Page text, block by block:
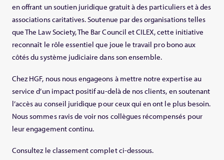
en offrant un soutien juridique gratuit à des particuliers et à des
associations caritatives. Soutenue par des organisations telles
que The Law Society, The Bar Council et CILEX, cette initiative
reconnaît le rôle essentiel que joue le travail pro bono aux
côtés du système judiciaire dans son ensemble.
Chez HGF, nous nous engageons à mettre notre expertise au
service d’un impact positif au-delà de nos clients, en soutenant
l’accès au conseil juridique pour ceux qui en ont le plus besoin.
Nous sommes ravis de voir nos collègues récompensés pour
leur engagement continu.
Consultez le classement complet ci-dessous.